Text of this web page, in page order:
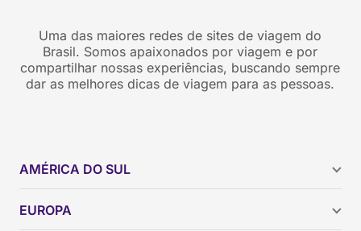
Uma das maiores redes de sites de viagem do
Brasil. Somos apaixonados por viagem e por
compartilhar nossas experiências, buscando sempre
dar as melhores dicas de viagem para as pessoas.
AMÉRICA DO SUL
Brasil
EUROPA